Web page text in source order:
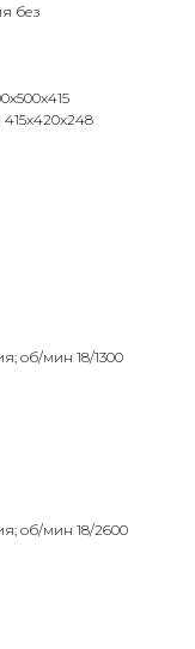
без
об/мин 18/1300
об/мин 18/2600